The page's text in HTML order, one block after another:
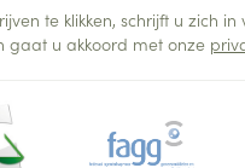
te klikken, schrijft u zich in
gaat u akkoord met onze